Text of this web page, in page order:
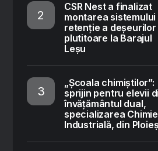
CSR Nest a finalizat
montarea sistemului
retenție a deșeurilor
plutitoare la Barajul
Leșu
„Școala chimiștilor”:
sprijin pentru elevii
învățământul dual,
specializarea Chimie
Industrială, din